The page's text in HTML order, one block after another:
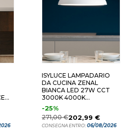
ISYLUCE LAMPADARIO
DA CUCINA ZENAL
BIANCA LED 27W CCT
3000K 4000K
DIMMERABILE
-25%
271,00 €202,99 €
CONSEGNA ENTRO:06/08/2026